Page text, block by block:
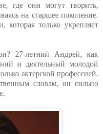
где они могут творить,
на старшее поколение.
которая только укрепляет
27-летний Андрей, как
и деятельный молодой
актерской профессией.
словам, он сильно